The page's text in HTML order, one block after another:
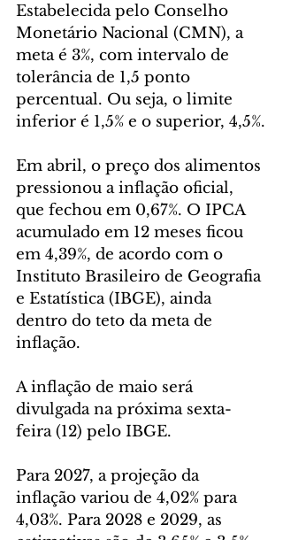
Estabelecida pelo Conselho
Monetário Nacional (CMN), a
meta é 3%, com intervalo de
tolerância de 1,5 ponto
percentual. Ou seja, o limite
inferior é 1,5% e o superior, 4,5%.
Em abril, o preço dos alimentos
pressionou a inflação oficial,
que fechou em 0,67%. O IPCA
acumulado em 12 meses ficou
em 4,39%, de acordo com o
Instituto Brasileiro de Geografia
e Estatística (IBGE), ainda
dentro do teto da meta de
inflação.
A inflação de maio será
divulgada na próxima sexta-
feira (12) pelo IBGE.
Para 2027, a projeção da
inflação variou de 4,02% para
4,03%. Para 2028 e 2029, as